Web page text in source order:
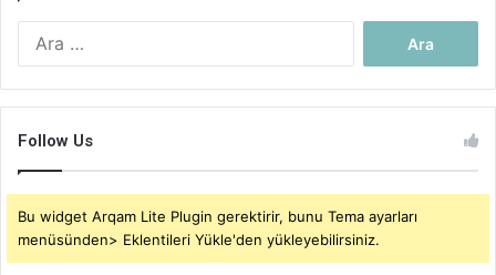
Follow Us
Bu widget Arqam Lite Plugin gerektirir, bunu Tema ayarları
menüsünden> Eklentileri Yükle'den yükleyebilirsiniz.